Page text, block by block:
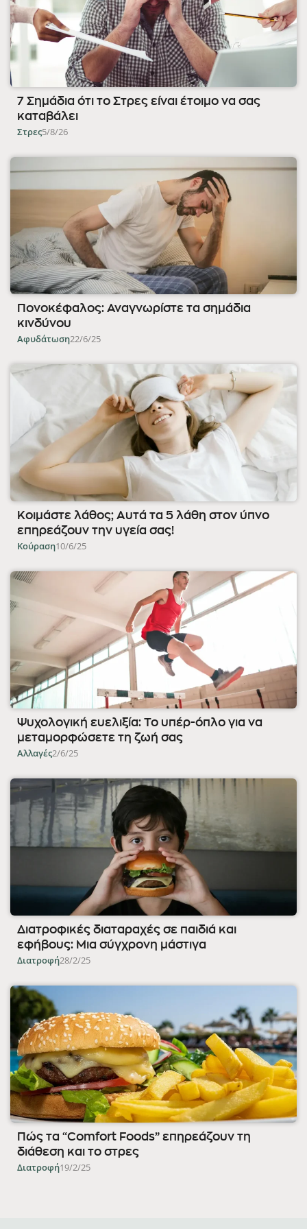
7 Σημάδια ότι το Στρες είναι έτοιμο να σας
καταβάλει
Στρες5/8/26
Πονοκέφαλος: Αναγνωρίστε τα σημάδια
κινδύνου
Αφυδάτωση22/6/25
Κοιμάστε λάθος; Αυτά τα 5 λάθη στον ύπνο
επηρεάζουν την υγεία σας!
Κούραση10/6/25
Ψυχολογική ευελιξία: Το υπέρ-όπλο για να
μεταμορφώσετε τη ζωή σας
Αλλαγές2/6/25
Διατροφικές διαταραχές σε παιδιά και
εφήβους: Μια σύγχρονη μάστιγα
Διατροφή28/2/25
Πώς τα “Comfort Foods” επηρεάζουν τη
διάθεση και το στρες
Διατροφή19/2/25